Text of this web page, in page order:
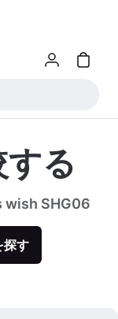
る
wish SHG06
探す